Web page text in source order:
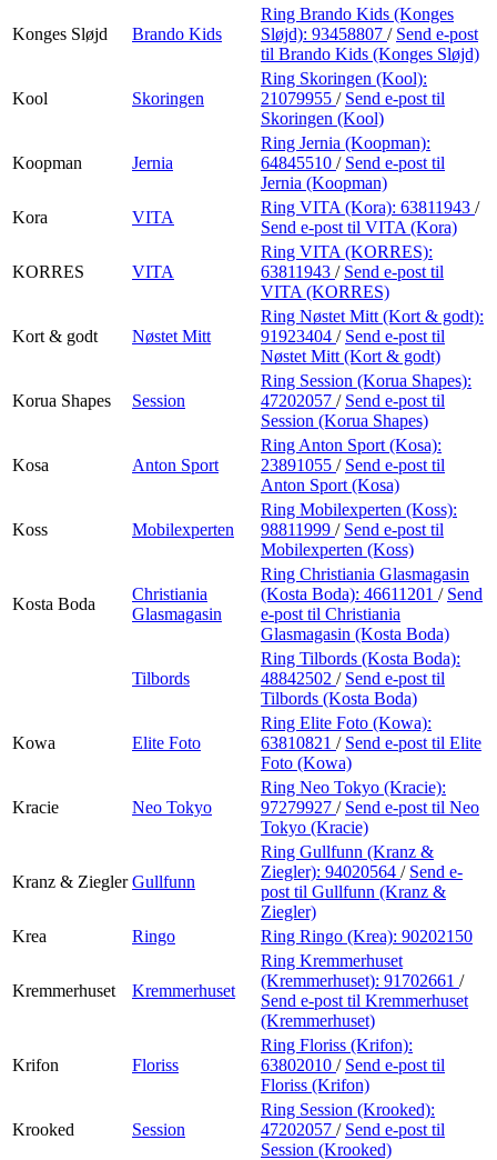
Konges Sløjd Brando Kids
Ring Brando Kids (Konges
Sløjd): 93458807 / Send e-post
til Brando Kids (Konges Sløjd)
Kool Skoringen
Ring Skoringen (Kool):
21079955 / Send e-post til
Skoringen (Kool)
Koopman Jernia
Ring Jernia (Koopman):
64845510 / Send e-post til
Jernia (Koopman)
Kora
VITA
Ring VITA (Kora): 63811943 /
Send e-post til VITA (Kora)
KORRES VITA
Ring VITA (KORRES):
63811943 / Send e-post til
VITA (KORRES)
Kort & godt Nøstet Mitt
Ring Nøstet Mitt (Kort & godt):
91923404 / Send e-post til
Nøstet Mitt (Kort & godt)
Korua Shapes Session
Ring Session (Korua Shapes):
47202057 / Send e-post til
Session (Korua Shapes)
Kosa Anton Sport
Ring Anton Sport (Kosa):
23891055 / Send e-post til
Anton Sport (Kosa)
Koss Mobilexperten
Ring Mobilexperten (Koss):
98811999 / Send e-post til
Mobilexperten (Koss)
Kosta Boda
Christiania
Glasmagasin
Ring Christiania Glasmagasin
(Kosta Boda): 46611201 / Send
e-post til Christiania
Glasmagasin (Kosta Boda)
Tilbords
Ring Tilbords (Kosta Boda):
48842502 / Send e-post til
Tilbords (Kosta Boda)
Kowa Elite Foto
Ring Elite Foto (Kowa):
63810821 / Send e-post til Elite
Foto (Kowa)
Kracie Neo Tokyo
Ring Neo Tokyo (Kracie):
97279927 / Send e-post til Neo
Tokyo (Kracie)
Kranz & Ziegler Gullfunn
Ring Gullfunn (Kranz &
Ziegler): 94020564 / Send e-
post til Gullfunn (Kranz &
Ziegler)
Krea
Ringo Ring Ringo (Krea): 90202150
Kremmerhuset Kremmerhuset
Ring Kremmerhuset
(Kremmerhuset): 91702661 /
Send e-post til Kremmerhuset
(Kremmerhuset)
Krifon Floriss
Ring Floriss (Krifon):
63802010 / Send e-post til
Floriss (Krifon)
Krooked Session
Ring Session (Krooked):
47202057 / Send e-post til
Session (Krooked)